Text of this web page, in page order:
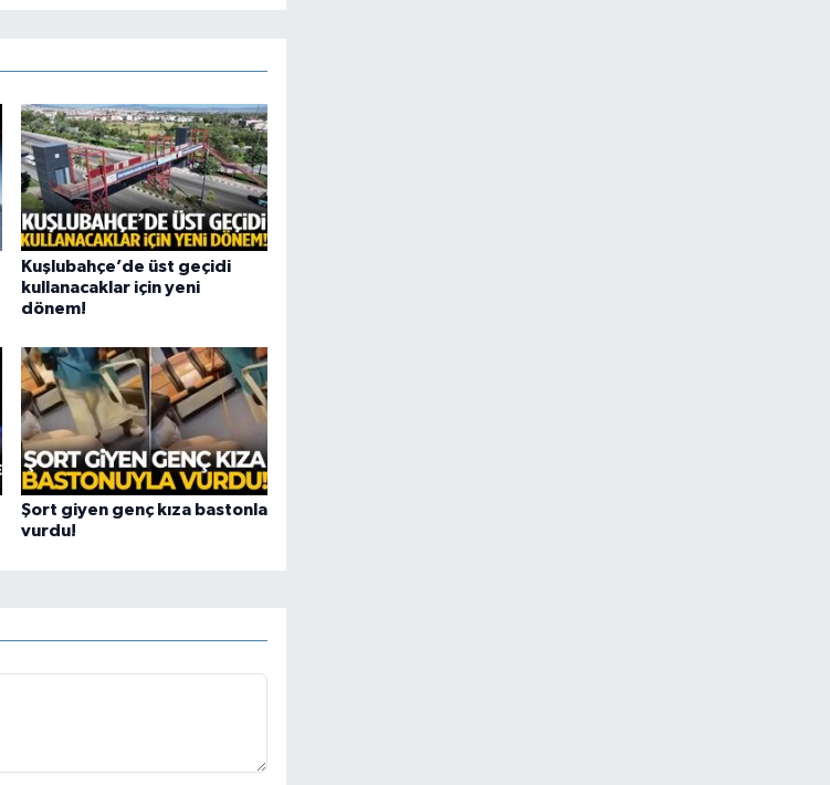
Kuşlubahçe’de üst geçidi
kullanacaklar için yeni
dönem!
Şort giyen genç kıza bastonla
vurdu!